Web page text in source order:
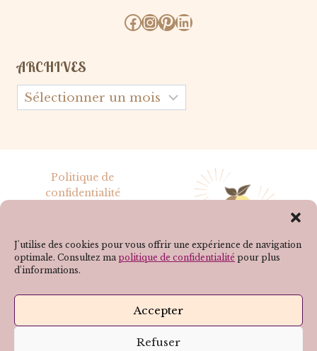
J'utilise des cookies pour vous offrir une expérience de navigation
optimale. Consultez mapolitique de confidentialité pour plus
d'informations.
Accepter
Refuser
Facebook
Instagram
Pinterest
LinkedIn
ARCHIVES
Archives
Politique de
confidentialité
SUIVEZ-MOI SUR LES RÉSEAUX !